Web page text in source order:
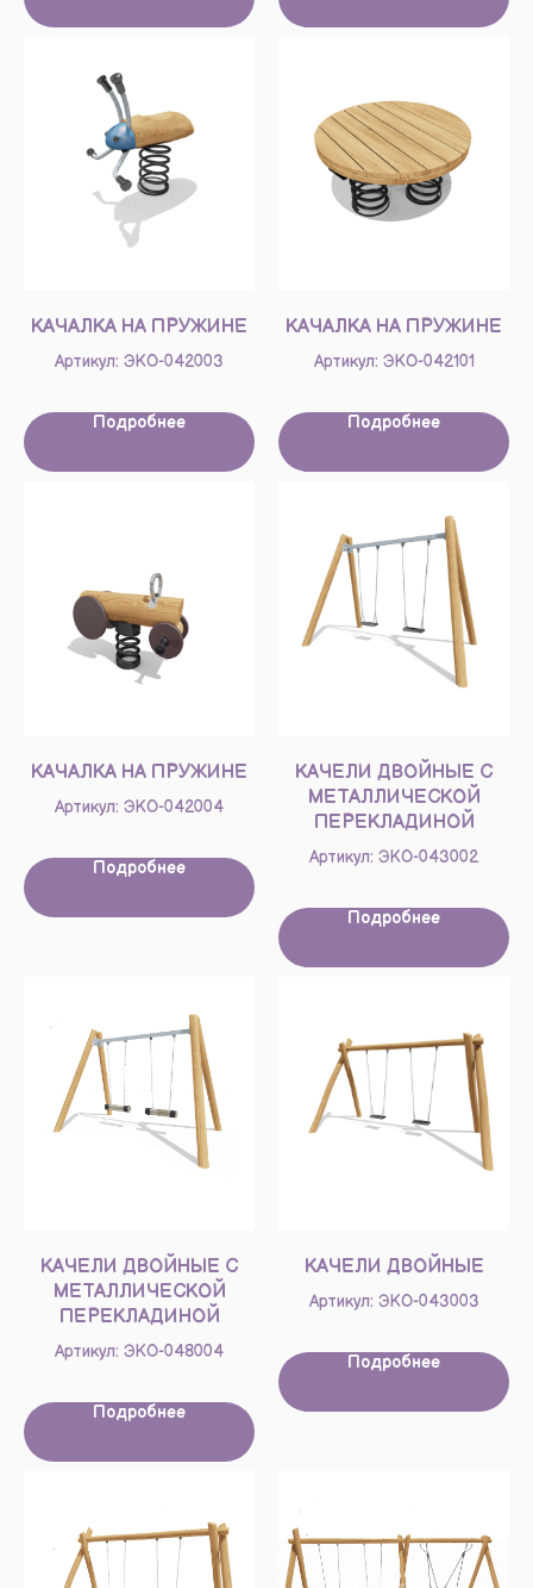
КАЧАЛКА НА ПРУЖИНЕ
Артикул: ЭКО-042003
Подробнее
КАЧАЛКА НА ПРУЖИНЕ
Артикул: ЭКО-042101
Подробнее
КАЧАЛКА НА ПРУЖИНЕ
Артикул: ЭКО-042004
Подробнее
КАЧЕЛИ ДВОЙНЫЕ С
МЕТАЛЛИЧЕСКОЙ
ПЕРЕКЛАДИНОЙ
Артикул: ЭКО-043002
Подробнее
КАЧЕЛИ ДВОЙНЫЕ С
МЕТАЛЛИЧЕСКОЙ
ПЕРЕКЛАДИНОЙ
Артикул: ЭКО-048004
Подробнее
КАЧЕЛИ ДВОЙНЫЕ
Артикул: ЭКО-043003
Подробнее